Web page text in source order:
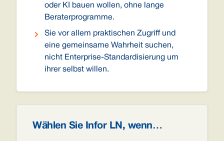
oder KI bauen wollen, ohne lange
Beraterprogramme.
Sie vor allem praktischen Zugriff und
eine gemeinsame Wahrheit suchen,
nicht Enterprise-Standardisierung um
ihrer selbst willen.
Wählen Sie Infor LN, wenn…